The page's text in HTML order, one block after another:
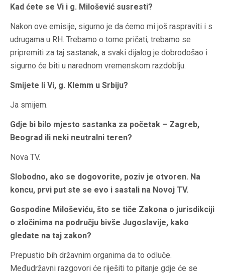
Kad ćete se Vi i g. Milošević susresti?
Nakon ove emisije, sigurno je da ćemo mi još raspraviti i s
udrugama u RH. Trebamo o tome pričati, trebamo se
pripremiti za taj sastanak, a svaki dijalog je dobrodošao i
sigurno će biti u narednom vremenskom razdoblju.
Smijete li Vi, g. Klemm u Srbiju?
Ja smijem.
Gdje bi bilo mjesto sastanka za početak – Zagreb,
Beograd ili neki neutralni teren?
Nova TV.
Slobodno, ako se dogovorite, poziv je otvoren. Na
koncu, prvi put ste se evo i sastali na Novoj TV.
Gospodine Miloševiću, što se tiče Zakona o jurisdikciji
o zločinima na području bivše Jugoslavije, kako
gledate na taj zakon?
Prepustio bih državnim organima da to odluče.
Međudržavni razgovori će riješiti to pitanje gdje će se